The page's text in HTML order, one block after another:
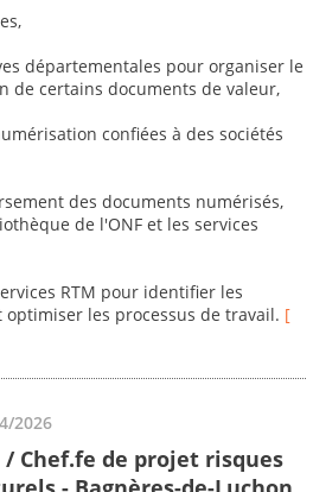
départementales pour organiser le
de certains documents de valeur,
confiées à des sociétés
des documents numérisés,
de l'ONF et les services
RTM pour identifier les
les processus de travail. [
2026
/ Chef.fe de projet risques